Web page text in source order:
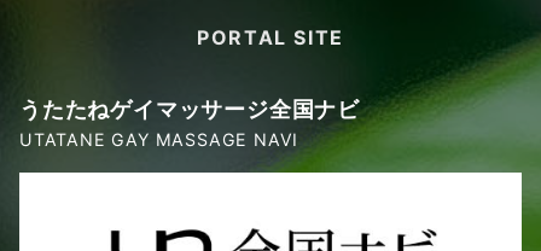
PORTAL SITE
うたたねゲイマッサージ全国ナビ
UTATANE GAY MASSAGE NAVI